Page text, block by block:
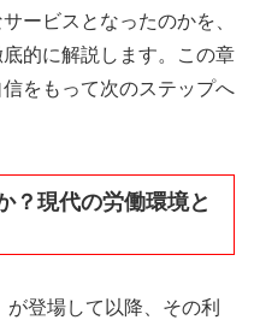
ービスとなったのかを、
的に解説します。この章
をもって次のステップへ
？現代の労働環境と
登場して以降、その利